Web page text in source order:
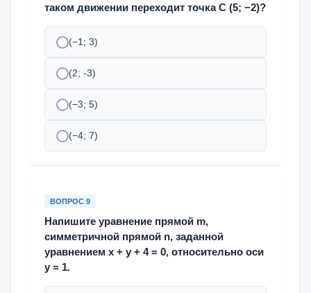
таком движении переходит точка С (5; −2)?
(−1; 3)
(2; -3)
(−3; 5)
(−4; 7)
ВОПРОС 9
Напишите уравнение прямой m,
симметричной прямой n, заданной
уравнением х + у + 4 = 0, относительно оси
у = 1.